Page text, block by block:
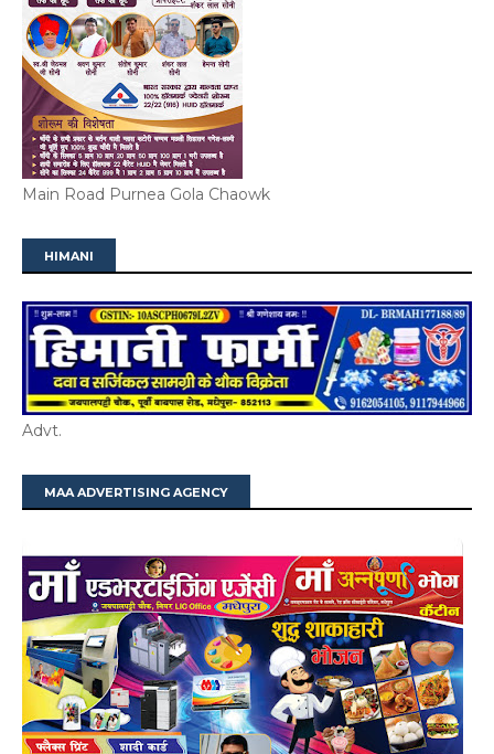
Main Road Purnea Gola Chaowk
HIMANI
Advt.
MAA ADVERTISING AGENCY